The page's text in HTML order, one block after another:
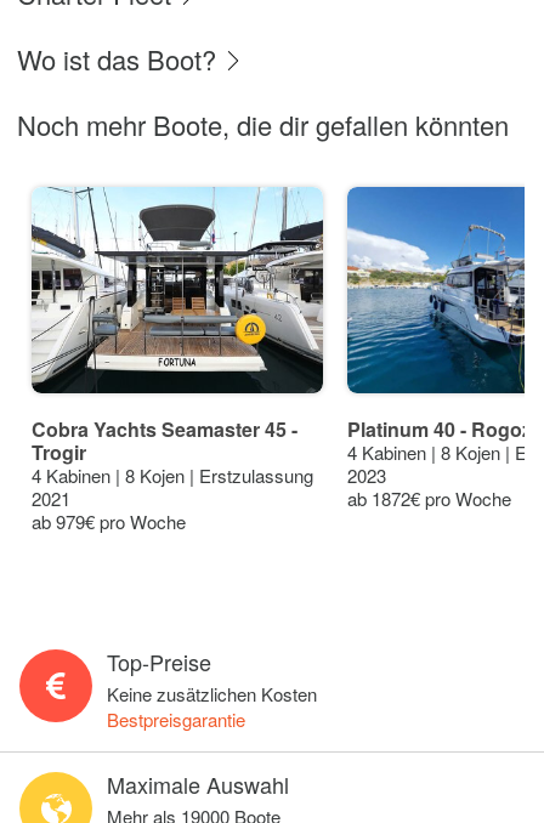
Wo ist das Boot?
Noch mehr Boote, die dir gefallen könnten
Cobra Yachts Seamaster 45 -
Trogir
4 Kabinen | 8 Kojen | Erstzulassung
2021
ab 979€ pro Woche
Platinum 40 -
4 Kabinen | 8 Kojen |
2023
ab 1872€ pro Woche
Top-Preise
Keine zusätzlichen Kosten
Bestpreisgarantie
Maximale Auswahl
Mehr als 19000 Boote